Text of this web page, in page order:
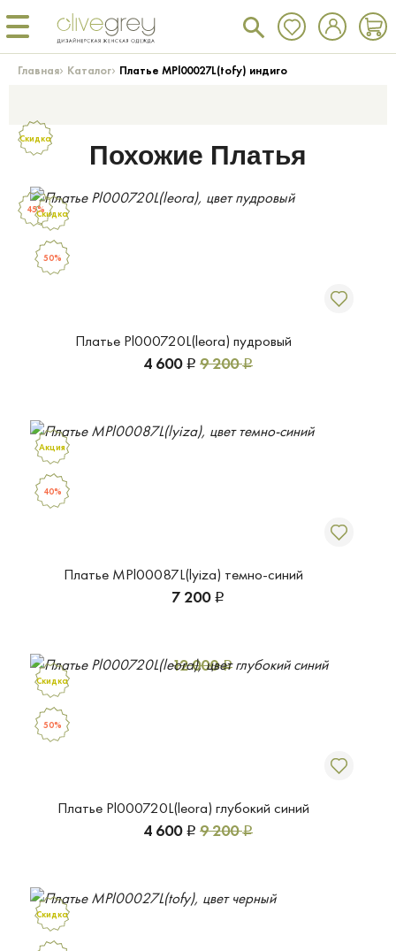
Главная› Каталог› Платье MPl00027L(tofy) индиго
Скидка
45%
Похожие Платья
Платье Pl000720L(leora) пудровый
4 600 Р 9 200Р
Скидка
50%
Платье MPl00087L(lyiza) темно-синий
7 200 Р
12 000Р
Акция
40%
Платье Pl000720L(leora) глубокий синий
4 600 Р 9 200Р
Скидка
50%
Скидка